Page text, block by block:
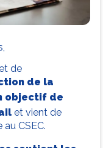
de
de la
objectif de
et vient de
CSEC.